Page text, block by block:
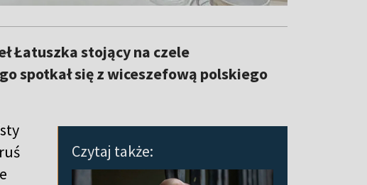
Łatuszka stojący na czele
spotkał się z wiceszefową polskiego
Czytaj także: